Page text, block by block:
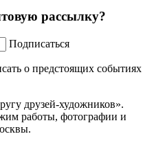
рассылку?
Подписаться
о предстоящих событиях
друзей-художников».
работы, фотографии и